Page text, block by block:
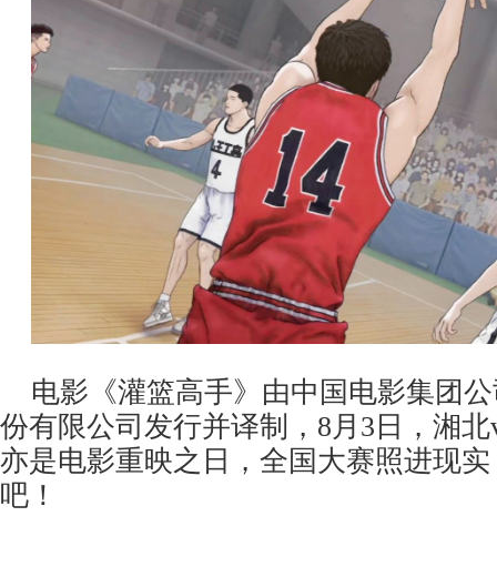
电影《灌篮高手》由中国电影集团
份有限公司发行并译制， 8月3日，湘
亦是电影重映之日，全国大赛照进现
吧！